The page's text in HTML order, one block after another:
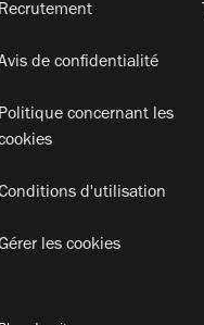
Recrutement
de confidentialité
Politique concernant les
d'utilisation
les cookies